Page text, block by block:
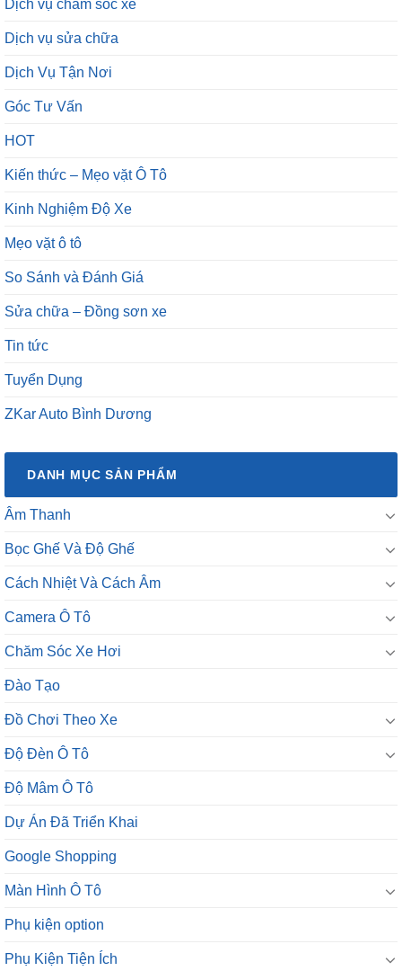
Dịch vụ chăm sóc xe
Dịch vụ sửa chữa
Dịch Vụ Tận Nơi
Góc Tư Vấn
HOT
Kiến thức – Mẹo vặt Ô Tô
Kinh Nghiệm Độ Xe
Mẹo vặt ô tô
So Sánh và Đánh Giá
Sửa chữa – Đồng sơn xe
Tin tức
Tuyển Dụng
ZKar Auto Bình Dương
DANH MỤC SẢN PHẨM
Âm Thanh
Bọc Ghế Và Độ Ghế
Cách Nhiệt Và Cách Âm
Camera Ô Tô
Chăm Sóc Xe Hơi
Đào Tạo
Đồ Chơi Theo Xe
Độ Đèn Ô Tô
Độ Mâm Ô Tô
Dự Án Đã Triển Khai
Google Shopping
Màn Hình Ô Tô
Phụ kiện option
Phụ Kiện Tiện Ích